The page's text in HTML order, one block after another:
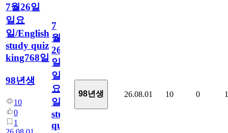
7월26일
일요
일/English
study quiz
king768일
98년생
10
0
1
7
월
26
일
일
요
일/English
study
quiz
98년생 26.08.01 10 0 1